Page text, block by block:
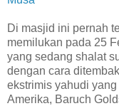
Di masjid ini pernah
memilukan pada 25
yang sedang shalat
dengan cara
ekstrimis yahudi
Amerika, Baruch